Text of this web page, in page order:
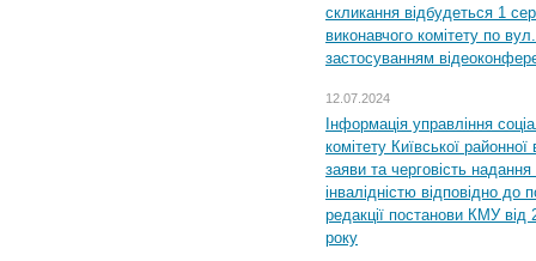
скликання відбудеться 1
виконавчого комітету по
застосуванням
12.07.2024
Інформація управління
комітету Київської
заяви та черговість надання
інвалідністю відповідно
редакції постанови КМУ
року